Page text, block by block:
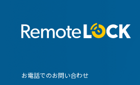
お電話でのお問い合わせ